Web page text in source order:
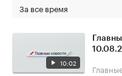
За все время
10:02